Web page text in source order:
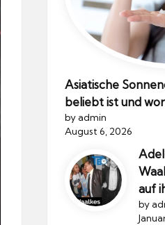
Asiatische
beliebt ist und
by admin
August 6, 2026
auf
by